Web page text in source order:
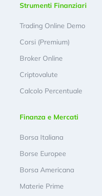
Strumenti Finanziari
Trading Online Demo
Corsi (Premium)
Broker Online
Criptovalute
Calcolo Percentuale
Finanza e Mercati
Borsa Italiana
Borse Europee
Borsa Americana
Materie Prime